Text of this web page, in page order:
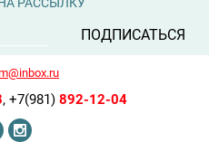
ПОДПИСАТЬСЯ
, +7(981) 892-12-04